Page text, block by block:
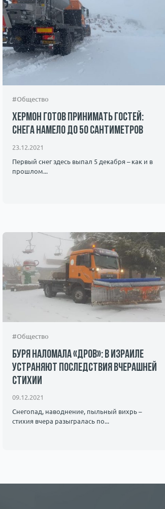
#Общество
Хермон готов принимать гостей:
снега намело до 50 сантиметров
23.12.2021
Первый снег здесь выпал 5 декабря – как и в
прошлом...
#Общество
Буря наломала «дров»: в Израиле
устраняют последствия вчерашней
стихии
09.12.2021
Снегопад, наводнение, пыльный вихрь –
стихия вчера разыгралась по...